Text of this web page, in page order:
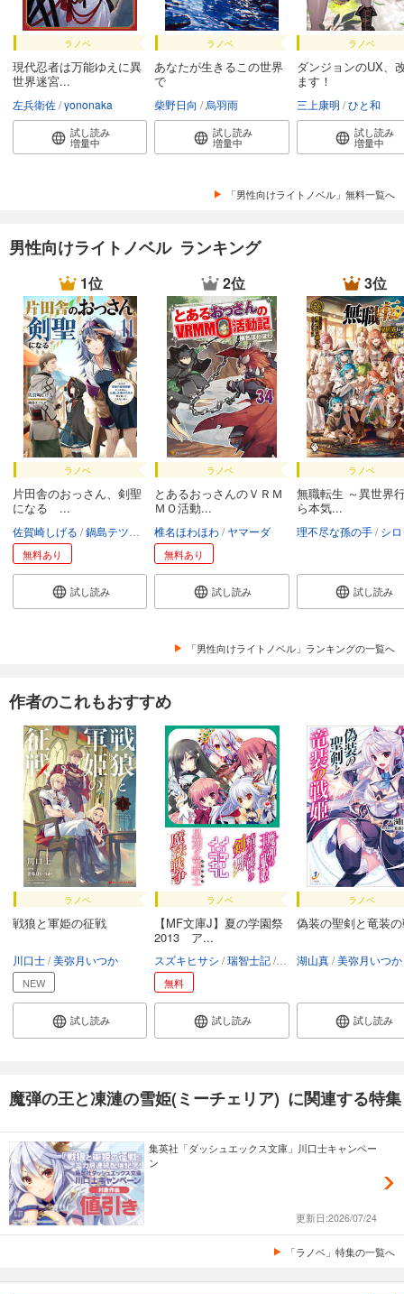
ラノベ
現代忍者は万能ゆえに異
世界迷宮...
左兵衛佐 yononaka
試し読み
増量中
ラノベ
あなたが生きるこの世界
で
柴野日向 烏羽雨
試し読み
増量中
ラノベ
ダンジョンのUX、
ます！
三上康明 ひと和
試し読み
増量中
「男性向けライトノベル」無料一覧へ
男性向けライトノベル ランキング
1位
ラノベ
片田舎のおっさん、剣聖
になる ...
佐賀崎しげる 鍋島テツヒロ
無料あり
試し読み
2位
ラノベ
とあるおっさんのＶＲＭ
ＭＯ活動...
椎名ほわほわ ヤマーダ
無料あり
試し読み
3位
ラノベ
無職転生 ～異世界
ら本気...
理不尽な孫の手 シ
試し読み
「男性向けライトノベル」ランキングの一覧へ
作者のこれもおすすめ
ラノベ
戦狼と軍姫の征戦
川口士 美弥月いつか
NEW
試し読み
ラノベ
【MF文庫J】夏の学園祭
2013 ア...
スズキヒサシ 瑞智士記 榎宮祐 志瑞祐 川口士
無料
試し読み
ラノベ
偽装の聖剣と竜装
湖山真 美弥月いつか
試し読み
魔弾の王と凍漣の雪姫(ミーチェリア) に関連する特集
集英社「ダッシュエックス文庫」川口士キャンペー
ン
更新日:2026/07/24
「ラノベ」特集の一覧へ